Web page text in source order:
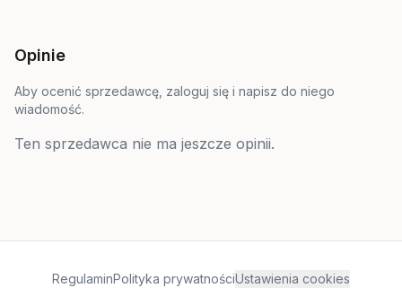
Opinie
Aby ocenić sprzedawcę, zaloguj się i napisz do niego
wiadomość.
Ten sprzedawca nie ma jeszcze opinii.
RegulaminPolityka prywatnościUstawienia cookies